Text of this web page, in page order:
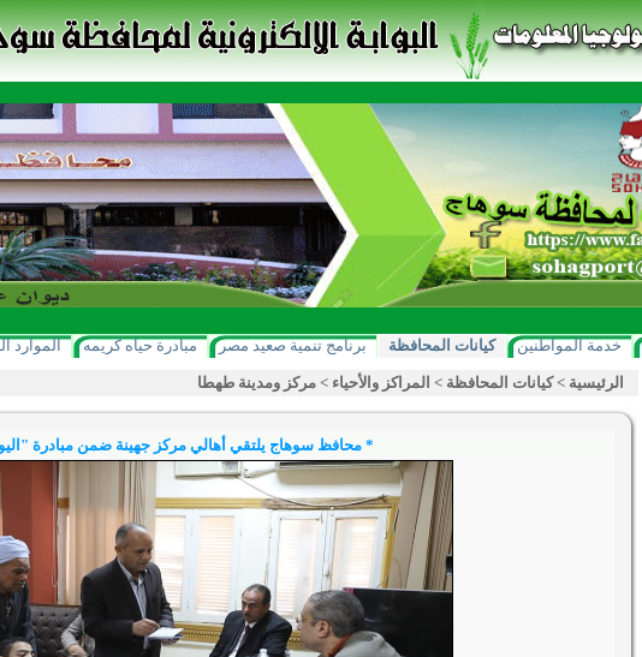
خدمة المواطنين كيانات المحافظة برنامج تنمية صعيد مصر مبادرة حياه كريمه الموارد
الرئيسية >كيانات المحافظة > المراكز والأحياء > مركز ومدينة طهطا
* محافظ سوهاج يلتقي أهالي مركز جهينة ضمن مبادرة